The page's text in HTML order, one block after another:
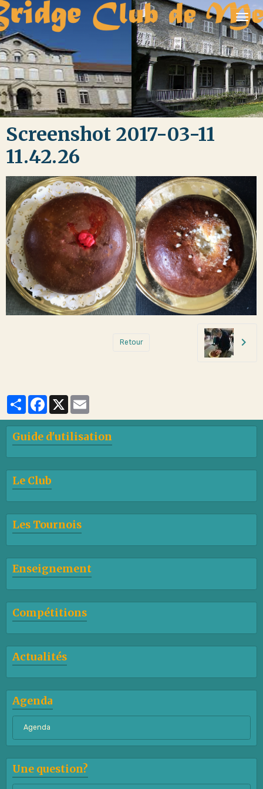
Screenshot 2017-03-11
11.42.26
Retour
PartagerFacebook
X
Guide d'utilisation
Le Club
Les Tournois
Enseignement
Compétitions
Actualités
Agenda
Agenda
Une question?